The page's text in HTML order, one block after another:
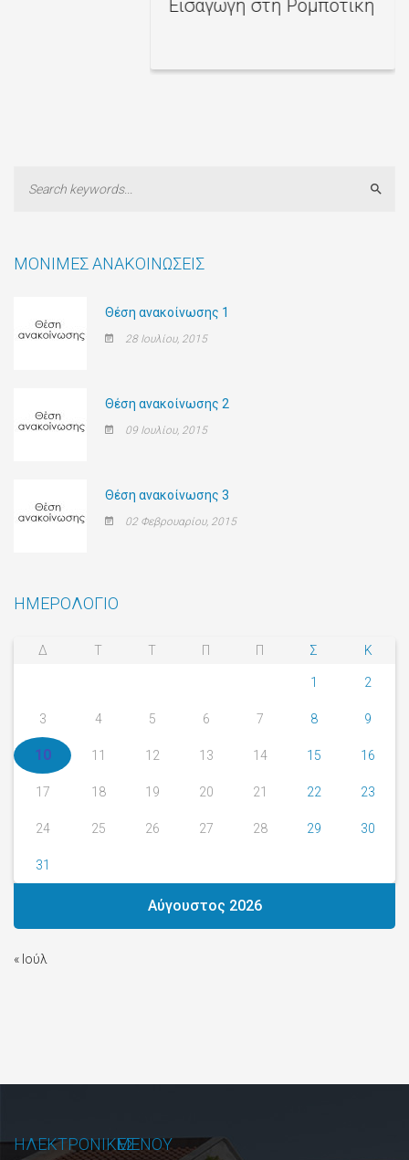
Εισαγωγή στη Ρομποτική
ΜΌΝΙΜΕΣ ΑΝΑΚΟΙΝΏΣΕΙΣ
Θέση ανακοίνωσης 1
28 Ιουλίου, 2015
Θέση ανακοίνωσης 2
09 Ιουλίου, 2015
Θέση ανακοίνωσης 3
02 Φεβρουαρίου, 2015
ΗΜΕΡΟΛΟΓΙΟ
Αύγουστος 2026
Δ Τ Τ Π Π Σ Κ
1 2
3 4 5 6 7 8 9
10 11 12 13 14 15 16
17 18 19 20 21 22 23
24 25 26 27 28 29 30
31
« Ιούλ
ΗΛΕΚΤΡΟΝΙΚΕΣΜΕΝΟΥ